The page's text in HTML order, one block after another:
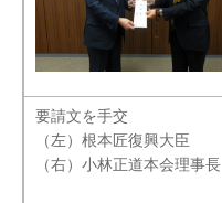
要請文を手交
（左）根本匠復興大臣
（右）小林正道本会理事長